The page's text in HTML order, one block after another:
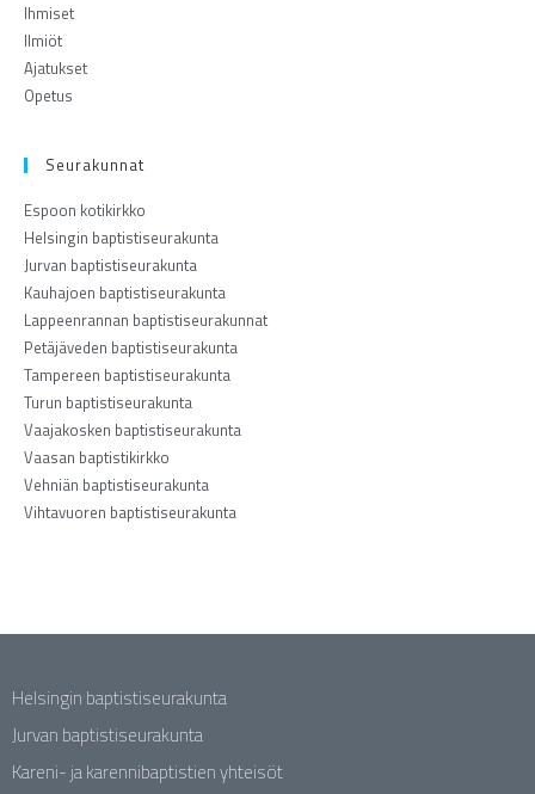
Ihmiset
Ilmiöt
Ajatukset
Opetus
Seurakunnat
Espoon kotikirkko
Helsingin baptistiseurakunta
Jurvan baptistiseurakunta
Kauhajoen baptistiseurakunta
Lappeenrannan baptistiseurakunnat
Petäjäveden baptistiseurakunta
Tampereen baptistiseurakunta
Turun baptistiseurakunta
Vaajakosken baptistiseurakunta
Vaasan baptistikirkko
Vehniän baptistiseurakunta
Vihtavuoren baptistiseurakunta
Helsingin baptistiseurakunta
Jurvan baptistiseurakunta
Kareni- ja karennibaptistien yhteisöt